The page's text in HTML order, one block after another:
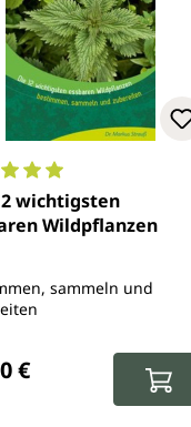
wichtigsten
Wildpflanzen
sammeln und
€